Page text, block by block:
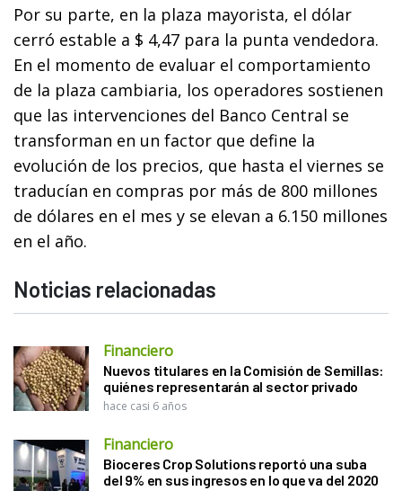
Por su parte, en la plaza mayorista, el dólar
cerró estable a $ 4,47 para la punta vendedora.
En el momento de evaluar el comportamiento
de la plaza cambiaria, los operadores sostienen
que las intervenciones del Banco Central se
transforman en un factor que define la
evolución de los precios, que hasta el viernes se
traducían en compras por más de 800 millones
de dólares en el mes y se elevan a 6.150 millones
en el año.
Noticias relacionadas
Financiero
Nuevos titulares en la Comisión de Semillas:
quiénes representarán al sector privado
hace casi 6 años
Financiero
Bioceres Crop Solutions reportó una suba
del 9% en sus ingresos en lo que va del 2020